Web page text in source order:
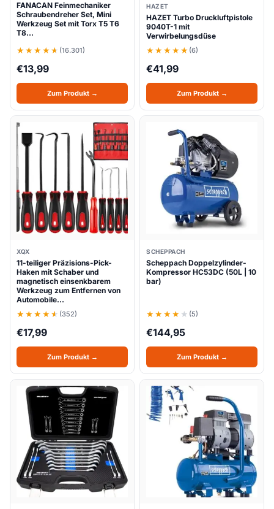
FANACAN Feinmechaniker
Schraubendreher Set, Mini
Werkzeug Set mit Torx T5 T6
T8…
(16.301)
€13,99
Zum Produkt →
HAZET
HAZET Turbo Druckluftpistole
9040T-1 mit
Verwirbelungsdüse
(6)
€41,99
Zum Produkt →
XQX
11-teiliger Präzisions-Pick-
Haken mit Schaber und
magnetisch einsenkbarem
Werkzeug zum Entfernen von
Automobile…
(352)
€17,99
Zum Produkt →
SCHEPPACH
Scheppach Doppelzylinder-
Kompressor HC53DC (50L | 10
bar)
(5)
€144,95
Zum Produkt →